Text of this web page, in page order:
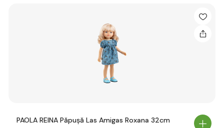
PAOLA REINA Păpușă Las Amigas Roxana 32cm